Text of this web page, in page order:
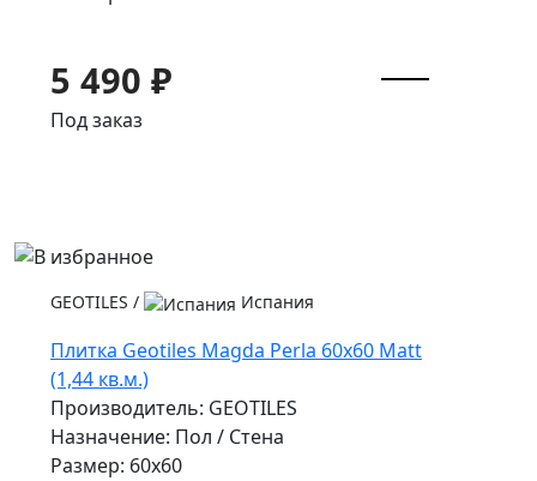
5 490 ₽
Под заказ
GEOTILES / Испания
Плитка Geotiles Magda Perla 60x60 Matt
(1,44 кв.м.)
Производитель: GEOTILES
Назначение: Пол / Стена
Размер: 60x60